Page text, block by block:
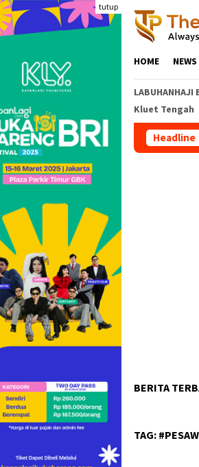
Loncat
ke
konten
tutup
HOME NEWS
LABUHANHAJI
Kluet Tengah
Headline
BERITA
TAG: